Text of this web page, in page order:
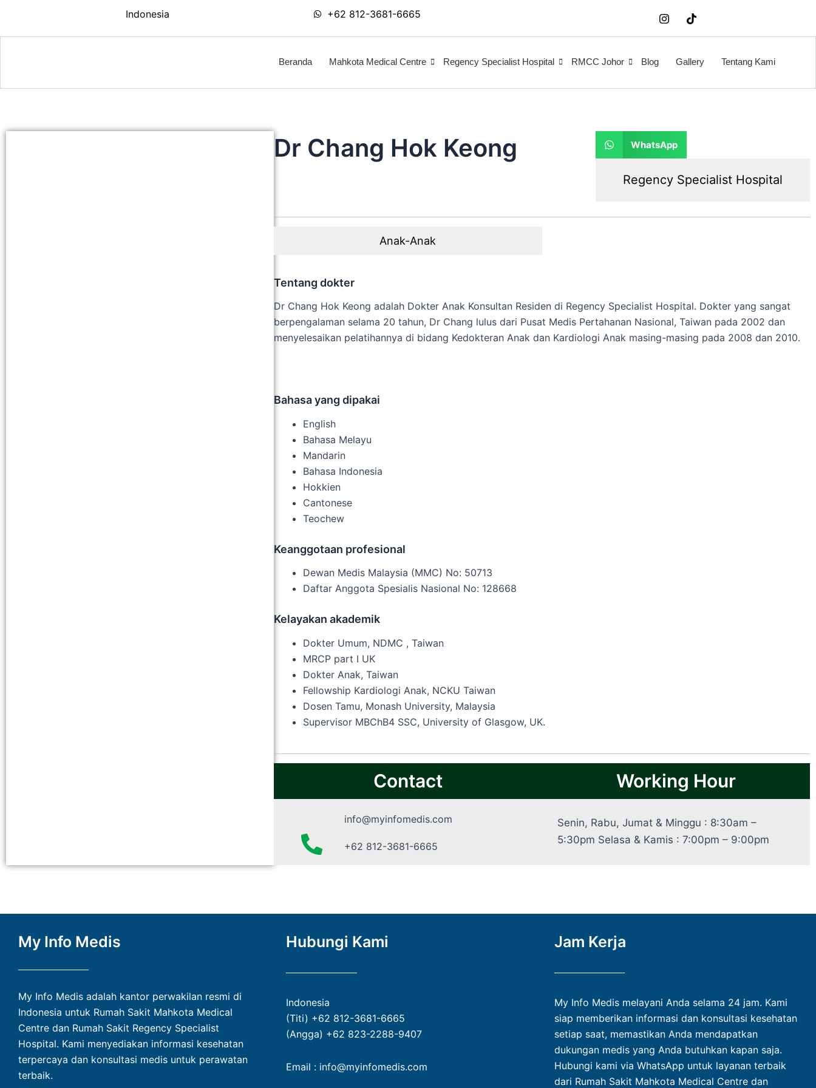
Indonesia +62 812-3681-6665
Beranda Mahkota Medical Centre Regency Specialist Hospital RMCC Johor Blog Gallery Tentang Kami
Dr Chang Hok Keong WhatsApp
Regency Specialist Hospital
Anak-Anak
Tentang dokter
Dr Chang Hok Keong adalah Dokter Anak Konsultan Residen di Regency Specialist Hospital. Dokter yang sangat
berpengalaman selama 20 tahun, Dr Chang lulus dari Pusat Medis Pertahanan Nasional, Taiwan pada 2002 dan
menyelesaikan pelatihannya di bidang Kedokteran Anak dan Kardiologi Anak masing-masing pada 2008 dan 2010.
Bahasa yang dipakai
English
Bahasa Melayu
Mandarin
Bahasa Indonesia
Hokkien
Cantonese
Teochew
Keanggotaan profesional
Dewan Medis Malaysia (MMC) No: 50713
Daftar Anggota Spesialis Nasional No: 128668
Kelayakan akademik
Dokter Umum, NDMC , Taiwan
MRCP part I UK
Dokter Anak, Taiwan
Fellowship Kardiologi Anak, NCKU Taiwan
Dosen Tamu, Monash University, Malaysia
Supervisor MBChB4 SSC, University of Glasgow, UK.
Contact
info@myinfomedis.com
+62 812-3681-6665
Working Hour
Senin, Rabu, Jumat & Minggu : 8:30am –
5:30pm Selasa & Kamis : 7:00pm – 9:00pm
My Info Medis
My Info Medis adalah kantor perwakilan resmi di
Indonesia untuk Rumah Sakit Mahkota Medical
Centre dan Rumah Sakit Regency Specialist
Hospital. Kami menyediakan informasi kesehatan
terpercaya dan konsultasi medis untuk perawatan
terbaik.
Hubungi Kami
Indonesia
(Titi) +62 812-3681-6665
(Angga) +62 823-2288-9407
Email : info@myinfomedis.com
Jam Kerja
My Info Medis melayani Anda selama 24 jam. Kami
siap memberikan informasi dan konsultasi kesehatan
setiap saat, memastikan Anda mendapatkan
dukungan medis yang Anda butuhkan kapan saja.
Hubungi kami via WhatsApp untuk layanan terbaik
dari Rumah Sakit Mahkota Medical Centre dan